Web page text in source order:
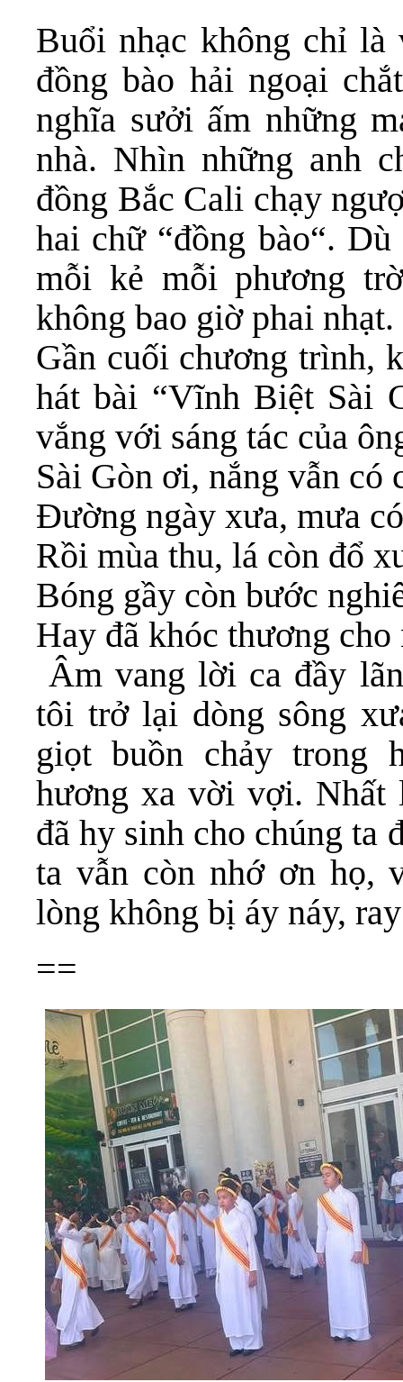
Buổi nhạc không chỉ là
đồng bào hải ngoại
nghĩa sưởi ấm những
nhà. Nhìn những anh
đồng Bắc Cali chạy
hai chữ “đồng bào“.
mỗi kẻ mỗi phương
không bao giờ phai nhạt.
Gần cuối chương trình,
hát bài “Vĩnh Biệt Sài
vắng với sáng tác của
Sài Gòn ơi, nắng vẫn có
Đường ngày xưa, mưa
Rồi mùa thu, lá còn đổ
Bóng gầy còn bước
Hay đã khóc thương
Âm vang lời ca đầy
tôi trở lại dòng sông
giọt buồn chảy trong
hương xa vời vợi. Nhất
đã hy sinh cho chúng ta
ta vẫn còn nhớ ơn họ,
lòng không bị áy náy,
==